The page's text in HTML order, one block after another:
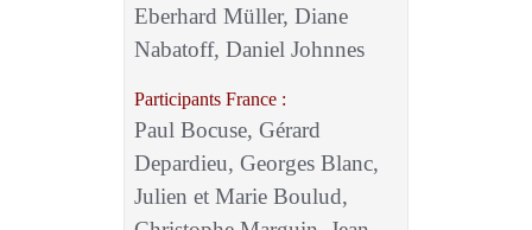
Eberhard Müller, Diane
Nabatoff, Daniel Johnnes
Participants France :
Paul Bocuse, Gérard
Depardieu, Georges Blanc,
Julien et Marie Boulud,